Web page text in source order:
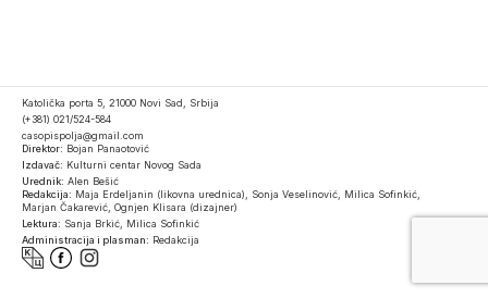
Katolička porta 5, 21000 Novi Sad, Srbija
(+381) 021/524-584
casopispolja@gmail.com
Direktor: Bojan Panaotović
Izdavač: Kulturni centar Novog Sada
Urednik: Alen Bešić
Redakcija: Maja Erdeljanin (likovna urednica), Sonja Veselinović, Milica Sofinkić,
Marjan Čakarević, Ognjen Klisara (dizajner)
Lektura: Sanja Brkić, Milica Sofinkić
Administracija i plasman: Redakcija